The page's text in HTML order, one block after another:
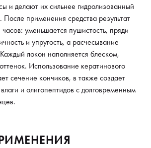
и делают их сильнее гидролизованный
После применения средства результат
уменьшается пушистость, пряди
и упругость, а расчесывание
локон наполняется блеском,
Использование кератинового
сечение кончиков, в также создает
и олигопептидов с долговременным